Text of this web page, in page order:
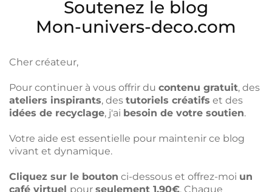
Soutenez le blog
Mon-univers-deco.com
Cher créateur,
Pour continuer à vous offrir du contenu gratuit, des
ateliers inspirants, des tutoriels créatifs et des
idées de recyclage, j'ai besoin de votre soutien.
Votre aide est essentielle pour maintenir ce blog
vivant et dynamique.
Cliquez sur le bouton ci-dessous et offrez-moi un
café virtuel pour seulement 1,90€. Chaque